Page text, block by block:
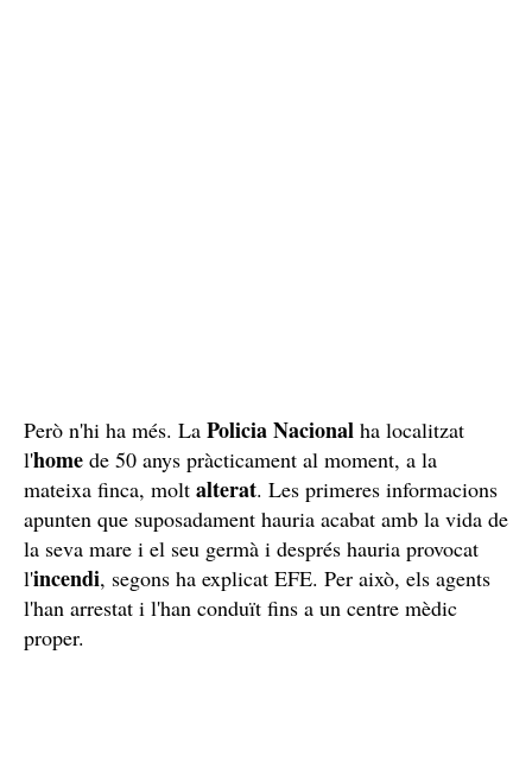
Però n'hi ha més. La Policia Nacional ha localitzat
l'home de 50 anys pràcticament al moment, a la
mateixa finca, molt alterat. Les primeres informacions
apunten que suposadament hauria acabat amb la vida de
la seva mare i el seu germà i després hauria provocat
l'incendi, segons ha explicat EFE. Per això, els agents
l'han arrestat i l'han conduït fins a un centre mèdic
proper.